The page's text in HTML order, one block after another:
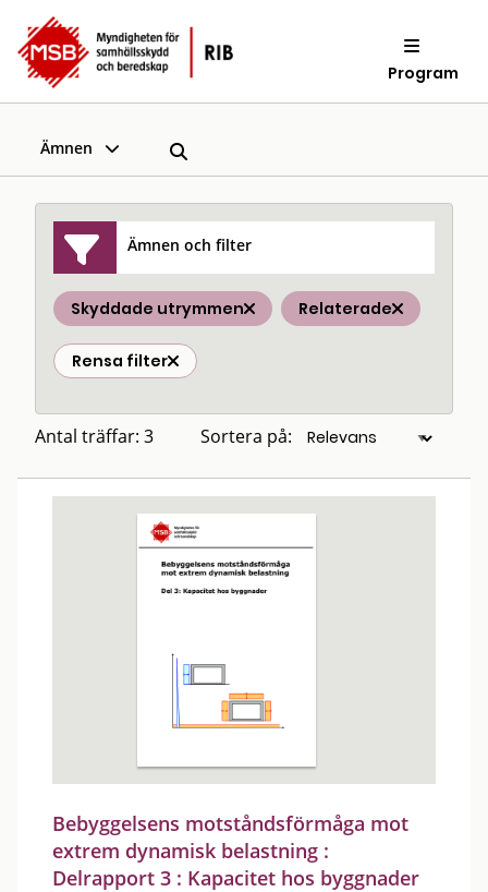
Program
Ämnen
Ämnen och filter
Skyddade utrymmen Relaterade
Rensa filter
Antal träffar: 3 Sortera på:
Bebyggelsens motståndsförmåga mot
extrem dynamisk belastning :
Delrapport 3 : Kapacitet hos byggnader